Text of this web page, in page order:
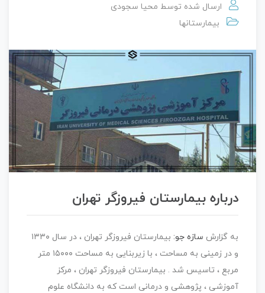
ارسال شده توسط محیا سجودی
بیمارستانها
درباره بیمارستان فیروزگر تهران
به گزارش سازه جو:
بیمارستان فیروزگر تهران ، در سال ۱۳۳۰
و در زمینی به مساحت ، با زیربنایی به مساحت ۱۵۰۰۰ متر
مربع ، تاسیس شد . بیمارستان فیروزگر تهران ، مرکز
آموزشی ، پژوهشی و درمانی است که به دانشگاه علوم